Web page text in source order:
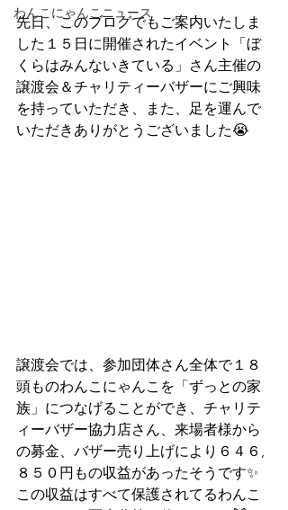
わんこにゃんこニュース
先日、このブログでもご案内いたしま
した１５日に開催されたイベント「ぼ
くらはみんないきている」さん主催の
譲渡会＆チャリティーバザーにご興味
を持っていただき、また、足を運んで
いただきありがとうございました😭
譲渡会では、参加団体さん全体で１８
頭ものわんこにゃんこを「ずっとの家
族」につなげることができ、チャリテ
ィーバザー協力店さん、来場者様から
の募金、バザー売り上げにより６４６,
８５０円もの収益があったそうです✨
この収益はすべて保護されてるわんこ